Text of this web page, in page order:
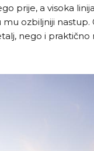
prije, a visoka
ozbiljniji
nego i